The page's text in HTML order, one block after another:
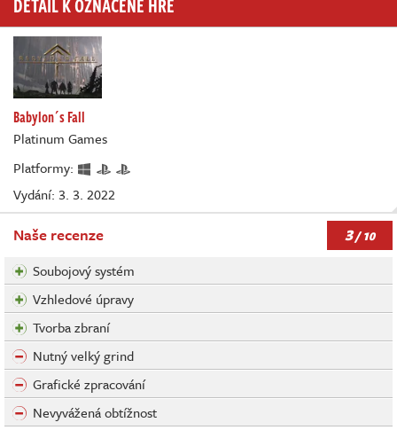
Babylon´s Fall
Platinum Games
Platformy:
Vydání: 3. 3. 2022
Naše recenze 3/ 10
Soubojový systém
Vzhledové úpravy
Tvorba zbraní
Nutný velký grind
Grafické zpracování
Nevyvážená obtížnost